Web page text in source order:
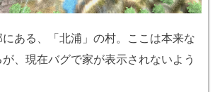
ある、「北浦」の村。ここは本来な
、現在バグで家が表示されないよう